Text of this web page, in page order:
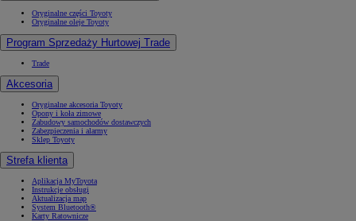
Oryginalne części Toyoty
Oryginalne oleje Toyoty
Program Sprzedaży Hurtowej Trade
Trade
Akcesoria
Oryginalne akcesoria Toyoty
Opony i koła zimowe
Zabudowy samochodów dostawczych
Zabezpieczenia i alarmy
Sklep Toyoty
Strefa klienta
Aplikacja MyToyota
Instrukcje obsługi
Aktualizacja map
System Bluetooth®
Karty Ratownicze